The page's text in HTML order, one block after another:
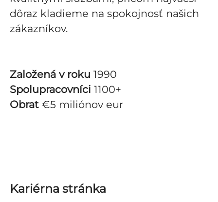
dôraz kladieme na spokojnosť našich
zákazníkov.
Založená v roku 1990
Spolupracovníci 1100+
Obrat €5 miliónov eur
Kariérna stránka